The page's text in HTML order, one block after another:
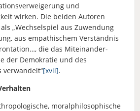
und
wirken. Die beiden Autoren
„Wechselspiel aus Zuwendung
aus empathischem Verständnis
die das Miteinander-
der Demokratie und des
verwandelt“[xvii].
moralphilosophische